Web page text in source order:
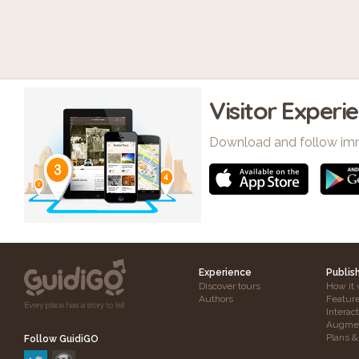
Visitor
Download and follow
Follow GuidiGO
Experience
Discover tours
Authors
How it
Plans